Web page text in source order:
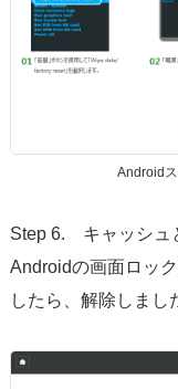
Android
Step 6. キャッシュ
Androidの画面ロッ
したら、解除しまし